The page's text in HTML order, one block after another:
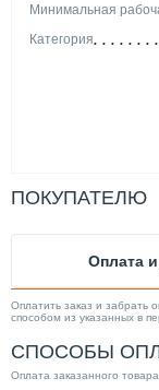
Минимальная
Категория
ПОКУПАТЕЛЮ
Оплата
Оплатить заказ и
способом из указанных в
СПОСОБЫ
Оплата заказанного